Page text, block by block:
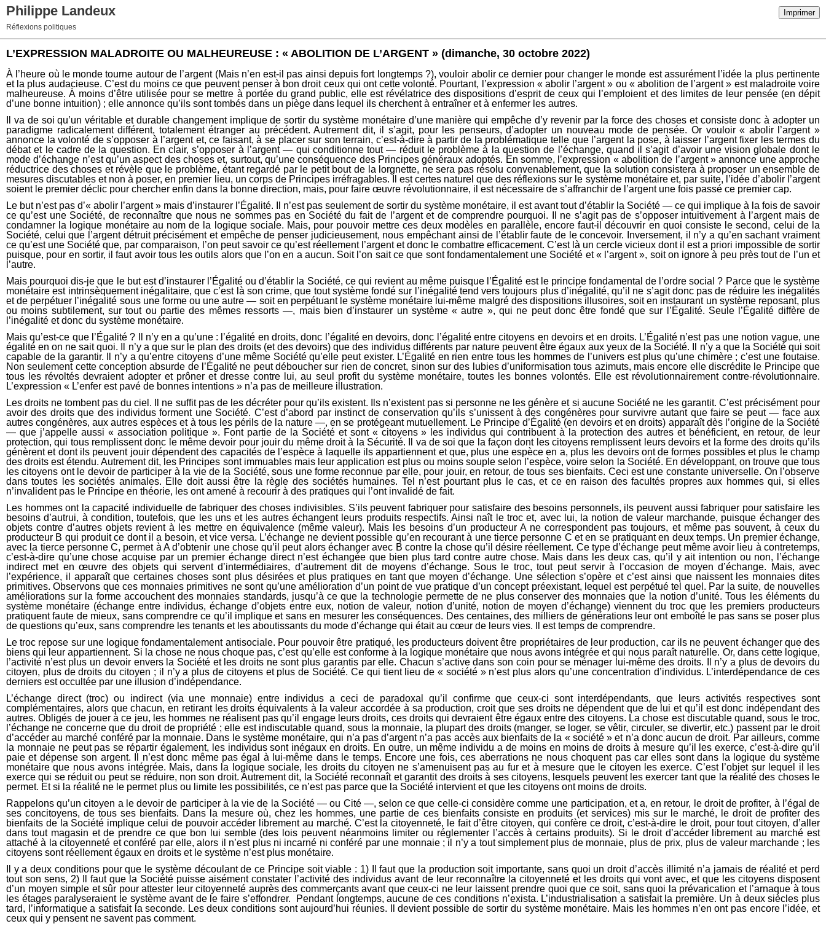
Imprimer
Philippe Landeux
Réflexions politiques
L’EXPRESSION MALADROITE OU MALHEUREUSE : « ABOLITION DE L’ARGENT » (dimanche, 30 octobre 2022)
À l’heure où le monde tourne autour de l’argent (Mais n’en est-il pas ainsi depuis fort longtemps ?), vouloir abolir ce dernier pour changer le monde est assurément l’idée la plus pertinente
et la plus audacieuse. C’est du moins ce que peuvent penser à bon droit ceux qui ont cette volonté. Pourtant, l’expression « abolir l’argent » ou « abolition de l’argent » est maladroite voire
malheureuse. À moins d’être utilisée pour se mettre à portée du grand public, elle est révélatrice des dispositions d’esprit de ceux qui l’emploient et des limites de leur pensée (en dépit
d’une bonne intuition) ; elle annonce qu’ils sont tombés dans un piège dans lequel ils cherchent à entraîner et à enfermer les autres.
Il va de soi qu’un véritable et durable changement implique de sortir du système monétaire d’une manière qui empêche d’y revenir par la force des choses et consiste donc à adopter un
paradigme radicalement différent, totalement étranger au précédent. Autrement dit, il s’agit, pour les penseurs, d’adopter un nouveau mode de pensée. Or vouloir « abolir l’argent »
annonce la volonté de s’opposer à l’argent et, ce faisant, à se placer sur son terrain, c’est-à-dire à partir de la problématique telle que l’argent la pose, à laisser l’argent fixer les termes du
débat et le cadre de la question. En clair, s’opposer à l’argent — qui conditionne tout — réduit le problème à la question de l’échange, quand il s’agit d’avoir une vision globale dont le
mode d’échange n’est qu’un aspect des choses et, surtout, qu’une conséquence des Principes généraux adoptés. En somme, l’expression « abolition de l’argent » annonce une approche
réductrice des choses et révèle que le problème, étant regardé par le petit bout de la lorgnette, ne sera pas résolu convenablement, que la solution consistera à proposer un ensemble de
mesures discutables et non à poser, en premier lieu, un corps de Principes irréfragables. Il est certes naturel que des réflexions sur le système monétaire et, par suite, l’idée d’abolir l’argent
soient le premier déclic pour chercher enfin dans la bonne direction, mais, pour faire œuvre révolutionnaire, il est nécessaire de s’affranchir de l’argent une fois passé ce premier cap.
Le but n’est pas d’« abolir l’argent » mais d’instaurer l’Égalité. Il n’est pas seulement de sortir du système monétaire, il est avant tout d’établir la Société — ce qui implique à la fois de savoir
ce qu’est une Société, de reconnaître que nous ne sommes pas en Société du fait de l’argent et de comprendre pourquoi. Il ne s’agit pas de s’opposer intuitivement à l’argent mais de
condamner la logique monétaire au nom de la logique sociale. Mais, pour pouvoir mettre ces deux modèles en parallèle, encore faut-il découvrir en quoi consiste le second, celui de la
Société, celui que l’argent détruit précisément et empêche de penser judicieusement, nous empêchant ainsi de l’établir faute de le concevoir. Inversement, il n’y a qu’en sachant vraiment
ce qu’est une Société que, par comparaison, l’on peut savoir ce qu’est réellement l’argent et donc le combattre efficacement. C’est là un cercle vicieux dont il est a priori impossible de sortir
puisque, pour en sortir, il faut avoir tous les outils alors que l’on en a aucun. Soit l’on sait ce que sont fondamentalement une Société et « l’argent », soit on ignore à peu près tout de l’un et
l’autre.
Mais pourquoi dis-je que le but est d’instaurer l’Égalité ou d’établir la Société, ce qui revient au même puisque l’Égalité est le principe fondamental de l’ordre social ? Parce que le système
monétaire est intrinsèquement inégalitaire, que c’est là son crime, que tout système fondé sur l’inégalité tend vers toujours plus d’inégalité, qu’il ne s’agit donc pas de réduire les inégalités
et de perpétuer l’inégalité sous une forme ou une autre — soit en perpétuant le système monétaire lui-même malgré des dispositions illusoires, soit en instaurant un système reposant, plus
ou moins subtilement, sur tout ou partie des mêmes ressorts —, mais bien d’instaurer un système « autre », qui ne peut donc être fondé que sur l’Égalité. Seule l’Égalité diffère de
l’inégalité et donc du système monétaire.
Mais qu’est-ce que l’Égalité ? Il n’y en a qu’une : l’égalité en droits, donc l’égalité en devoirs, donc l’égalité entre citoyens en devoirs et en droits. L’Égalité n’est pas une notion vague, une
égalité en on ne sait quoi. Il n’y a que sur le plan des droits (et des devoirs) que des individus différents par nature peuvent être égaux aux yeux de la Société. Il n’y a que la Société qui soit
capable de la garantir. Il n’y a qu’entre citoyens d’une même Société qu’elle peut exister. L’Égalité en rien entre tous les hommes de l’univers est plus qu’une chimère ; c’est une foutaise.
Non seulement cette conception absurde de l’Égalité ne peut déboucher sur rien de concret, sinon sur des lubies d’uniformisation tous azimuts, mais encore elle discrédite le Principe que
tous les révoltés devraient adopter et prôner et dresse contre lui, au seul profit du système monétaire, toutes les bonnes volontés. Elle est révolutionnairement contre-révolutionnaire.
L’expression « L’enfer est pavé de bonnes intentions » n’a pas de meilleure illustration.
Les droits ne tombent pas du ciel. Il ne suffit pas de les décréter pour qu’ils existent. Ils n’existent pas si personne ne les génère et si aucune Société ne les garantit. C’est précisément pour
avoir des droits que des individus forment une Société. C’est d’abord par instinct de conservation qu’ils s’unissent à des congénères pour survivre autant que faire se peut — face aux
autres congénères, aux autres espèces et à tous les périls de la nature —, en se protégeant mutuellement. Le Principe d’Égalité (en devoirs et en droits) apparaît dès l’origine de la Société
— que j’appelle aussi « association politique ». Font partie de la Société et sont « citoyens » les individus qui contribuent à la protection des autres et bénéficient, en retour, de leur
protection, qui tous remplissent donc le même devoir pour jouir du même droit à la Sécurité. Il va de soi que la façon dont les citoyens remplissent leurs devoirs et la forme des droits qu’ils
génèrent et dont ils peuvent jouir dépendent des capacités de l’espèce à laquelle ils appartiennent et que, plus une espèce en a, plus les devoirs ont de formes possibles et plus le champ
des droits est étendu. Autrement dit, les Principes sont immuables mais leur application est plus ou moins souple selon l’espèce, voire selon la Société. En développant, on trouve que tous
les citoyens ont le devoir de participer à la vie de la Société, sous une forme reconnue par elle, pour jouir, en retour, de tous ses bienfaits. Ceci est une constante universelle. On l’observe
dans toutes les sociétés animales. Elle doit aussi être la règle des sociétés humaines. Tel n’est pourtant plus le cas, et ce en raison des facultés propres aux hommes qui, si elles
n’invalident pas le Principe en théorie, les ont amené à recourir à des pratiques qui l’ont invalidé de fait.
Les hommes ont la capacité individuelle de fabriquer des choses indivisibles. S’ils peuvent fabriquer pour satisfaire des besoins personnels, ils peuvent aussi fabriquer pour satisfaire les
besoins d’autrui, à condition, toutefois, que les uns et les autres échangent leurs produits respectifs. Ainsi naît le troc et, avec lui, la notion de valeur marchande, puisque échanger des
objets contre d’autres objets revient à les mettre en équivalence (même valeur). Mais les besoins d’un producteur A ne correspondent pas toujours, et même pas souvent, à ceux du
producteur B qui produit ce dont il a besoin, et vice versa. L’échange ne devient possible qu’en recourant à une tierce personne C et en se pratiquant en deux temps. Un premier échange,
avec la tierce personne C, permet à A d’obtenir une chose qu’il peut alors échanger avec B contre la chose qu’il désire réellement. Ce type d’échange peut même avoir lieu à contretemps,
c’est-à-dire qu’une chose acquise par un premier échange direct n’est échangée que bien plus tard contre autre chose. Mais dans les deux cas, qu’il y ait intention ou non, l’échange
indirect met en œuvre des objets qui servent d’intermédiaires, d’autrement dit de moyens d’échange. Sous le troc, tout peut servir à l’occasion de moyen d’échange. Mais, avec
l’expérience, il apparaît que certaines choses sont plus désirées et plus pratiques en tant que moyen d’échange. Une sélection s’opère et c’est ainsi que naissent les monnaies dites
primitives. Observons que ces monnaies primitives ne sont qu’une amélioration d’un point de vue pratique d’un concept préexistant, lequel est perpétué tel quel. Par la suite, de nouvelles
améliorations sur la forme accouchent des monnaies standards, jusqu’à ce que la technologie permette de ne plus conserver des monnaies que la notion d’unité. Tous les éléments du
système monétaire (échange entre individus, échange d’objets entre eux, notion de valeur, notion d’unité, notion de moyen d’échange) viennent du troc que les premiers producteurs
pratiquent faute de mieux, sans comprendre ce qu’il implique et sans en mesurer les conséquences. Des centaines, des milliers de générations leur ont emboîté le pas sans se poser plus
de questions qu’eux, sans comprendre les tenants et les aboutissants du mode d’échange qui était au cœur de leurs vies. Il est temps de comprendre.
Le troc repose sur une logique fondamentalement antisociale. Pour pouvoir être pratiqué, les producteurs doivent être propriétaires de leur production, car ils ne peuvent échanger que des
biens qui leur appartiennent. Si la chose ne nous choque pas, c’est qu’elle est conforme à la logique monétaire que nous avons intégrée et qui nous paraît naturelle. Or, dans cette logique,
l’activité n’est plus un devoir envers la Société et les droits ne sont plus garantis par elle. Chacun s’active dans son coin pour se ménager lui-même des droits. Il n’y a plus de devoirs du
citoyen, plus de droits du citoyen ; il n’y a plus de citoyens et plus de Société. Ce qui tient lieu de « société » n’est plus alors qu’une concentration d’individus. L’interdépendance de ces
derniers est occultée par une illusion d’indépendance.
L’échange direct (troc) ou indirect (via une monnaie) entre individus a ceci de paradoxal qu’il confirme que ceux-ci sont interdépendants, que leurs activités respectives sont
complémentaires, alors que chacun, en retirant les droits équivalents à la valeur accordée à sa production, croit que ses droits ne dépendent que de lui et qu’il est donc indépendant des
autres. Obligés de jouer à ce jeu, les hommes ne réalisent pas qu’il engage leurs droits, ces droits qui devraient être égaux entre des citoyens. La chose est discutable quand, sous le troc,
l’échange ne concerne que du droit de propriété ; elle est indiscutable quand, sous la monnaie, la plupart des droits (manger, se loger, se vêtir, circuler, se divertir, etc.) passent par le droit
d’accéder au marché conféré par la monnaie. Dans le système monétaire, qui n’a pas d’argent n’a pas accès aux bienfaits de la « société » et n’a donc aucun de droit. Par ailleurs, comme
la monnaie ne peut pas se répartir également, les individus sont inégaux en droits. En outre, un même individu a de moins en moins de droits à mesure qu’il les exerce, c’est-à-dire qu’il
paie et dépense son argent. Il n’est donc même pas égal à lui-même dans le temps. Encore une fois, ces aberrations ne nous choquent pas car elles sont dans la logique du système
monétaire que nous avons intégrée. Mais, dans la logique sociale, les droits du citoyen ne s’amenuisent pas au fur et à mesure que le citoyen les exerce. C’est l’objet sur lequel il les
exerce qui se réduit ou peut se réduire, non son droit. Autrement dit, la Société reconnaît et garantit des droits à ses citoyens, lesquels peuvent les exercer tant que la réalité des choses le
permet. Et si la réalité ne le permet plus ou limite les possibilités, ce n’est pas parce que la Société intervient et que les citoyens ont moins de droits.
Rappelons qu’un citoyen a le devoir de participer à la vie de la Société — ou Cité —, selon ce que celle-ci considère comme une participation, et a, en retour, le droit de profiter, à l’égal de
ses concitoyens, de tous ses bienfaits. Dans la mesure où, chez les hommes, une partie de ces bienfaits consiste en produits (et services) mis sur le marché, le droit de profiter des
bienfaits de la Société implique celui de pouvoir accéder librement au marché. C’est la citoyenneté, le fait d’être citoyen, qui confère ce droit, c’est-à-dire le droit, pour tout citoyen, d’aller
dans tout magasin et de prendre ce que bon lui semble (des lois peuvent néanmoins limiter ou réglementer l’accès à certains produits). Si le droit d’accéder librement au marché est
attaché à la citoyenneté et conféré par elle, alors il n’est plus ni incarné ni conféré par une monnaie ; il n’y a tout simplement plus de monnaie, plus de prix, plus de valeur marchande ; les
citoyens sont réellement égaux en droits et le système n’est plus monétaire.
Il y a deux conditions pour que le système découlant de ce Principe soit viable : 1) Il faut que la production soit importante, sans quoi un droit d’accès illimité n’a jamais de réalité et perd
tout son sens, 2) Il faut que la Société puisse aisément constater l’activité des individus avant de leur reconnaître la citoyenneté et les droits qui vont avec, et que les citoyens disposent
d’un moyen simple et sûr pour attester leur citoyenneté auprès des commerçants avant que ceux-ci ne leur laissent prendre quoi que ce soit, sans quoi la prévarication et l’arnaque à tous
les étages paralyseraient le système avant de le faire s’effondrer. Pendant longtemps, aucune de ces conditions n’exista. L’industrialisation a satisfait la première. Un à deux siècles plus
tard, l’informatique a satisfait la seconde. Les deux conditions sont aujourd’hui réunies. Il devient possible de sortir du système monétaire. Mais les hommes n’en ont pas encore l’idée, et
ceux qui y pensent ne savent pas comment.